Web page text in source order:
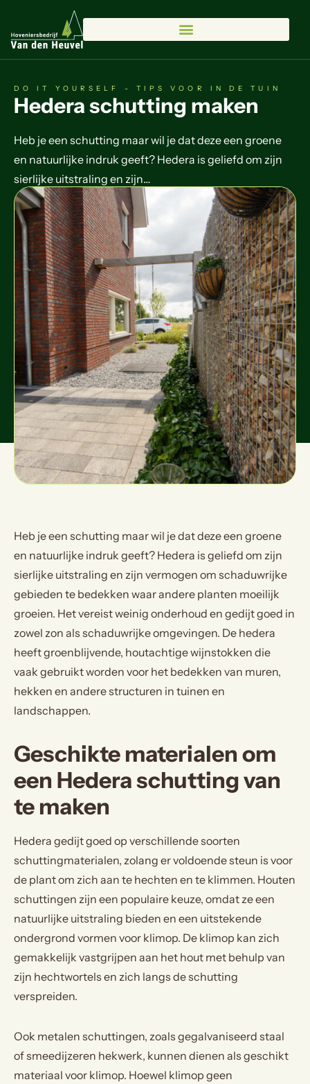
DO IT YOURSELF - TIPS VOOR IN DE TUIN
Hedera schutting maken
Heb je een schutting maar wil je dat deze een groene
en natuurlijke indruk geeft? Hedera is geliefd om zijn
sierlijke uitstraling en zijn…
Heb je een schutting maar wil je dat deze een groene
en natuurlijke indruk geeft? Hedera is geliefd om zijn
sierlijke uitstraling en zijn vermogen om schaduwrijke
gebieden te bedekken waar andere planten moeilijk
groeien. Het vereist weinig onderhoud en gedijt goed in
zowel zon als schaduwrijke omgevingen. De hedera
heeft groenblijvende, houtachtige wijnstokken die
vaak gebruikt worden voor het bedekken van muren,
hekken en andere structuren in tuinen en
landschappen.
Geschikte materialen om
een Hedera schutting van
te maken
Hedera gedijt goed op verschillende soorten
schuttingmaterialen, zolang er voldoende steun is voor
de plant om zich aan te hechten en te klimmen. Houten
schuttingen zijn een populaire keuze, omdat ze een
natuurlijke uitstraling bieden en een uitstekende
ondergrond vormen voor klimop. De klimop kan zich
gemakkelijk vastgrijpen aan het hout met behulp van
zijn hechtwortels en zich langs de schutting
verspreiden.
Ook metalen schuttingen, zoals gegalvaniseerd staal
of smeedijzeren hekwerk, kunnen dienen als geschikt
materiaal voor klimop. Hoewel klimop geen